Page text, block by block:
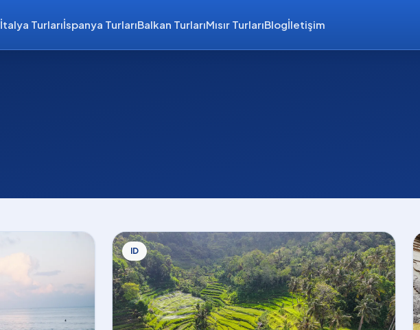
İtalya Turlarıİspanya TurlarıBalkan TurlarıMısır TurlarıBlogİletişim
ID